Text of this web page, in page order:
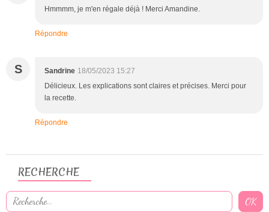
Hmmmm, je m'en régale déjà ! Merci Amandine.
Répondre
S Sandrine 18/05/2023 15:27
Délicieux. Les explications sont claires et précises. Merci pour
la recette.
Répondre
RECHERCHE